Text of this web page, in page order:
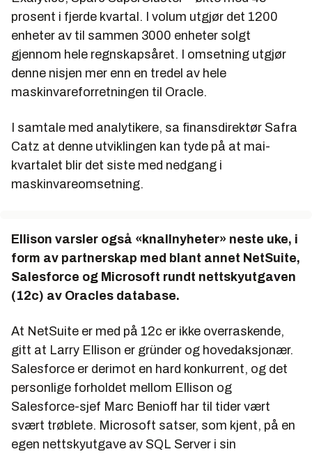
prosent i fjerde kvartal. I volum utgjør det 1200
enheter av til sammen 3000 enheter solgt
gjennom hele regnskapsåret. I omsetning utgjør
denne nisjen mer enn en tredel av hele
maskinvareforretningen til Oracle.
I samtale med analytikere, sa finansdirektør Safra
Catz at denne utviklingen kan tyde på at mai-
kvartalet blir det siste med nedgang i
maskinvareomsetning.
Ellison varsler også «knallnyheter» neste uke, i
form av partnerskap med blant annet NetSuite,
Salesforce og Microsoft rundt nettskyutgaven
(12c) av Oracles database.
At NetSuite er med på 12c er ikke overraskende,
gitt at Larry Ellison er gründer og hovedaksjonær.
Salesforce er derimot en hard konkurrent, og det
personlige forholdet mellom Ellison og
Salesforce-sjef Marc Benioff har til tider vært
svært trøblete. Microsoft satser, som kjent, på en
egen nettskyutgave av SQL Server i sin